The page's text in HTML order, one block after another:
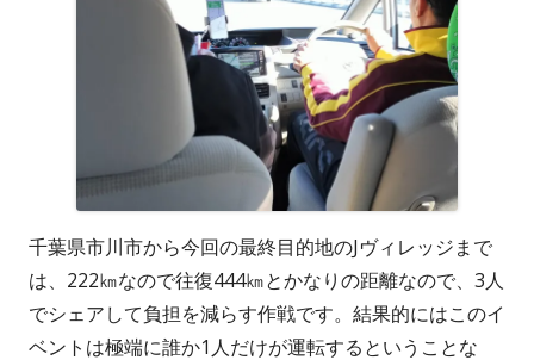
千葉県市川市から今回の最終目的地のJヴィレッジまで
は、222㎞なので往復444㎞とかなりの距離なので、3人
でシェアして負担を減らす作戦です。結果的にはこのイ
ベントは極端に誰か1人だけが運転するということな